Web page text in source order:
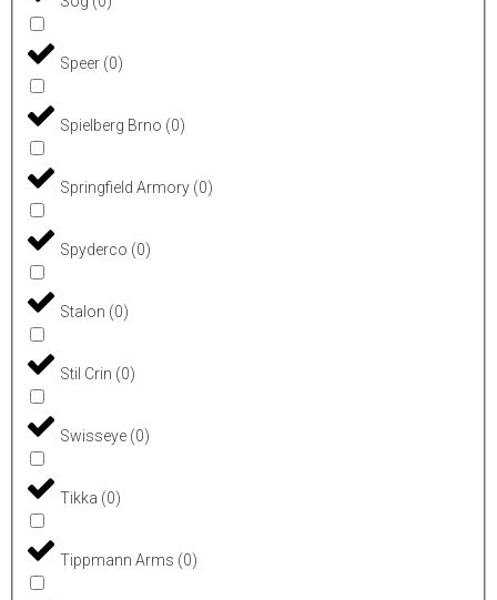
Speer (0)
Spielberg Brno (0)
Springfield Armory (0)
Spyderco (0)
Stalon (0)
Stil Crin (0)
Swisseye (0)
Tikka (0)
Tippmann Arms (0)